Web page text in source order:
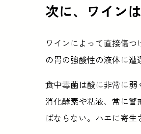
次に、ワイン
ワインによって直接傷
の胃の強酸性の液体に遭
食中毒菌は酸に非常に
消化酵素や粘液、常に
ばならない。ハエに寄生